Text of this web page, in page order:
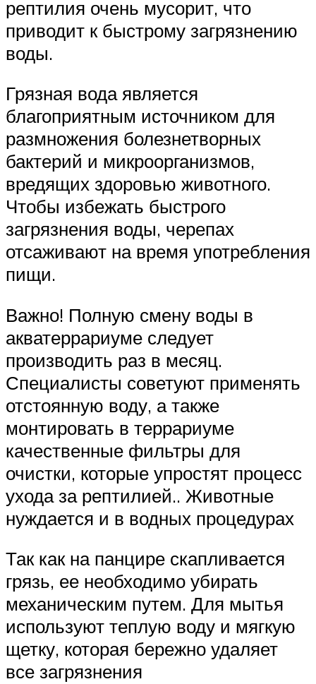
рептилия очень мусорит, что
приводит к быстрому загрязнению
воды.
Грязная вода является
благоприятным источником для
размножения болезнетворных
бактерий и микроорганизмов,
вредящих здоровью животного.
Чтобы избежать быстрого
загрязнения воды, черепах
отсаживают на время употребления
пищи.
Важно! Полную смену воды в
акватеррариуме следует
производить раз в месяц.
Специалисты советуют применять
отстоянную воду, а также
монтировать в террариуме
качественные фильтры для
очистки, которые упростят процесс
ухода за рептилией.. Животные
нуждается и в водных процедурах
Так как на панцире скапливается
грязь, ее необходимо убирать
механическим путем. Для мытья
используют теплую воду и мягкую
щетку, которая бережно удаляет
все загрязнения